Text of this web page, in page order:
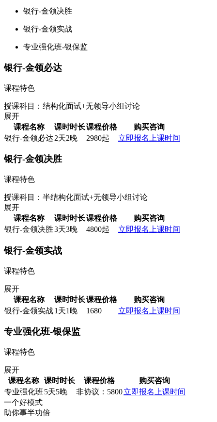
银行-金领决胜
银行-金领实战
专业强化班-银保监
银行-金领必达
课程特色
授课科目：结构化面试+无领导小组讨论
展开
课程名称
课时时长课程价格
购买咨询
银行-金领必达 2天2晚 2980起 立即报名 上课时间
银行-金领决胜
课程特色
授课科目：半结构化面试+无领导小组讨论
展开
课程名称
课时时长课程价格
购买咨询
银行-金领决胜3天3晚 4800起 立即报名 上课时间
银行-金领实战
课程特色
展开
课程名称
课时时长课程价格
购买咨询
银行-金领实战1天1晚 1680 立即报名 上课时间
专业强化班-银保监
课程特色
展开
课程名称 课时时长 课程价格
购买咨询
专业强化班 5天5晚 非协议：5800立即报名 上课时间
一个好模式
助你事半功倍